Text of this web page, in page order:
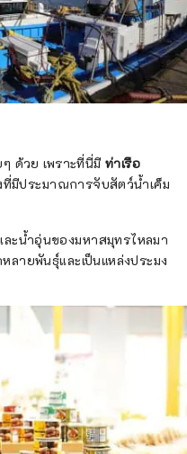
ๆ ด้วย เพราะที่นี่มีท่าเรือ
ที่มีประมาณการจับสัตว์น้ำเค็ม
ะน้ำอุ่นของมหาสมุทรไหลมา
ลายพันธุ์และเป็นแหล่งประมง